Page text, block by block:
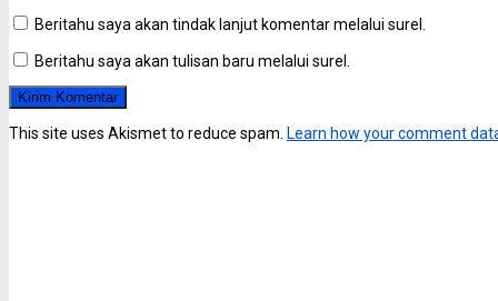
Beritahu saya akan tindak lanjut komentar melalui surel.
Beritahu saya akan tulisan baru melalui surel.
This site uses Akismet to reduce spam. Learn how your comment